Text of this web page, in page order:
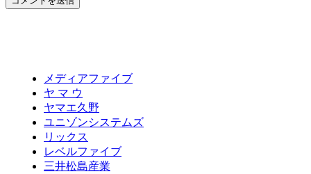
メディアファイブ
ヤ マ ウ
ヤマエ久野
ユニゾンシステムズ
リックス
レベルファイブ
三井松島産業